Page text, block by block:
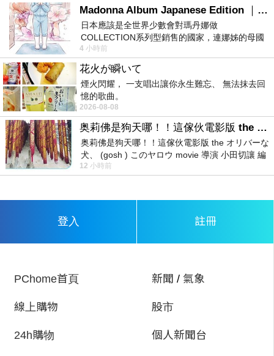
Madonna Album Japanese Edition ｜瑪丹娜專輯們2026年日本版重發系列
日本應該是全世界少數會對瑪丹娜做
COLLECTION系列型銷售的國家，連娜姊的母國
美國都沒對她這樣過，這全拜在他們到現在唱片
4 小時前
花火が瞬いて
煙火閃耀， 一支唱出讓你永生難忘、 無法抹去回
憶的歌曲。
2026-08-08
奥莉佛是狗天哪！！這傢伙電影版 the オリバーな犬、 (gosh ) このヤロウ movie
奥莉佛是狗天哪！！這傢伙電影版 the オリバーな
犬、 (gosh ) このヤロウ movie 導演 小田切讓 編
劇: 小田切讓 主演: 小田切讓
12 小時前
登入 註冊
PChome首頁
線上購物
24h購物
新聞 / 氣象
股市
個人新聞台